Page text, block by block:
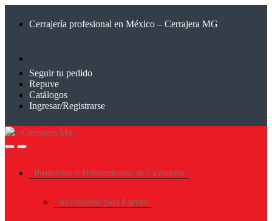
Cerrajería profesional en México – Cerrajera MG
Seguir tu pedido
Repuve
Catálogos
Ingresar/Registrarse
Productos y Herramientas de Cerrajeria
Accesorios para Llaves